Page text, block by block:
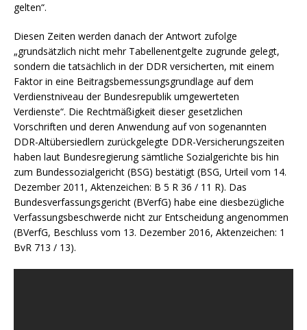
gelten“.
Diesen Zeiten werden danach der Antwort zufolge
„grundsätzlich nicht mehr Tabellenentgelte zugrunde gelegt,
sondern die tatsächlich in der DDR versicherten, mit einem
Faktor in eine Beitragsbemessungsgrundlage auf dem
Verdienstniveau der Bundesrepublik umgewerteten
Verdienste“. Die Rechtmäßigkeit dieser gesetzlichen
Vorschriften und deren Anwendung auf von sogenannten
DDR-Altübersiedlern zurückgelegte DDR-Versicherungszeiten
haben laut Bundesregierung sämtliche Sozialgerichte bis hin
zum Bundessozialgericht (BSG) bestätigt (BSG, Urteil vom 14.
Dezember 2011, Aktenzeichen: B 5 R 36 / 11 R). Das
Bundesverfassungsgericht (BVerfG) habe eine diesbezügliche
Verfassungsbeschwerde nicht zur Entscheidung angenommen
(BVerfG, Beschluss vom 13. Dezember 2016, Aktenzeichen: 1
BvR 713 / 13).